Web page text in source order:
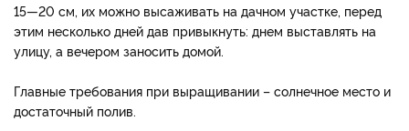
15—20 см, их можно высаживать на дачном участке, перед
этим несколько дней дав привыкнуть: днем выставлять на
улицу, а вечером заносить домой.
Главные требования при выращивании – солнечное место и
достаточный полив.